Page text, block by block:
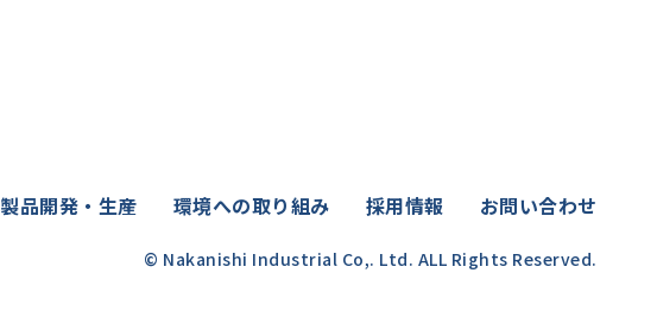
製品開発・生産 環境への取り組み 採用情報 お問い合わせ
© Nakanishi Industrial Co,. Ltd. ALL Rights Reserved.